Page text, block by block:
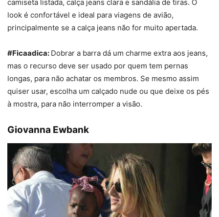
camiseta listada, calça jeans clara e sandália de tiras. O
look é confortável e ideal para viagens de avião,
principalmente se a calça jeans não for muito apertada.
#Ficaadica: Dobrar a barra dá um charme extra aos jeans,
mas o recurso deve ser usado por quem tem pernas
longas, para não achatar os membros. Se mesmo assim
quiser usar, escolha um calçado nude ou que deixe os pés
à mostra, para não interromper a visão.
Giovanna Ewbank